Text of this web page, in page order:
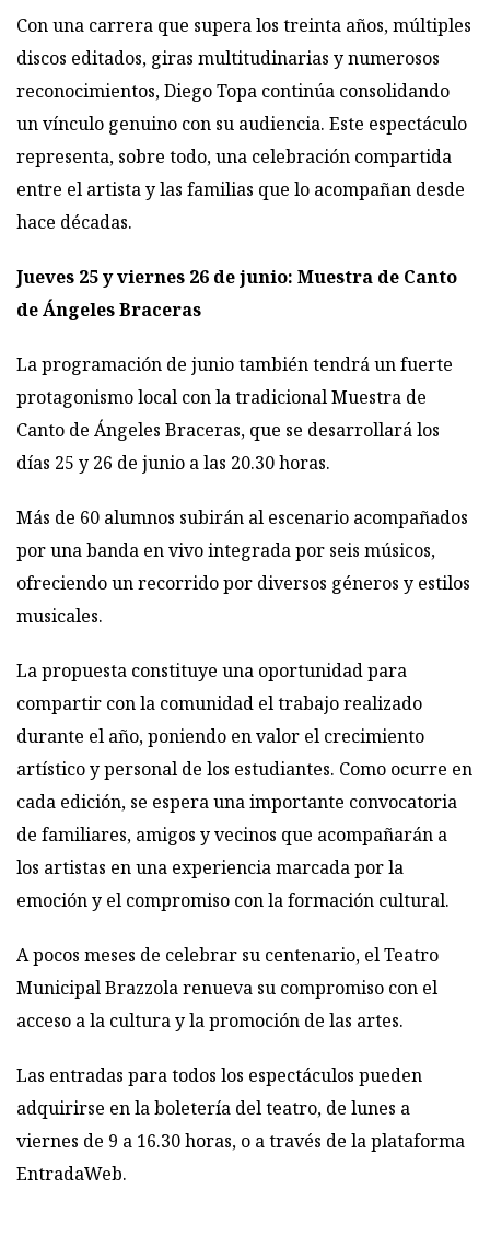
Con una carrera que supera los treinta años, múltiples
discos editados, giras multitudinarias y numerosos
reconocimientos, Diego Topa continúa consolidando
un vínculo genuino con su audiencia. Este espectáculo
representa, sobre todo, una celebración compartida
entre el artista y las familias que lo acompañan desde
hace décadas.
Jueves 25 y viernes 26 de junio: Muestra de Canto
de Ángeles Braceras
La programación de junio también tendrá un fuerte
protagonismo local con la tradicional Muestra de
Canto de Ángeles Braceras, que se desarrollará los
días 25 y 26 de junio a las 20.30 horas.
Más de 60 alumnos subirán al escenario acompañados
por una banda en vivo integrada por seis músicos,
ofreciendo un recorrido por diversos géneros y estilos
musicales.
La propuesta constituye una oportunidad para
compartir con la comunidad el trabajo realizado
durante el año, poniendo en valor el crecimiento
artístico y personal de los estudiantes. Como ocurre en
cada edición, se espera una importante convocatoria
de familiares, amigos y vecinos que acompañarán a
los artistas en una experiencia marcada por la
emoción y el compromiso con la formación cultural.
A pocos meses de celebrar su centenario, el Teatro
Municipal Brazzola renueva su compromiso con el
acceso a la cultura y la promoción de las artes.
Las entradas para todos los espectáculos pueden
adquirirse en la boletería del teatro, de lunes a
viernes de 9 a 16.30 horas, o a través de la plataforma
EntradaWeb.